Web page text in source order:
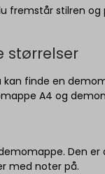
fremstår stilren
størrelser
finde en
A4 og
Den
med noter på.